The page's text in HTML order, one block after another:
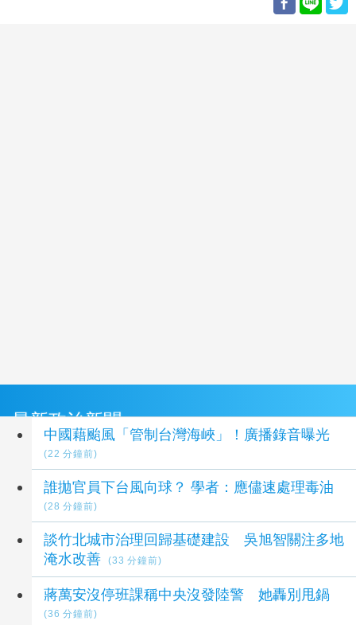
最新政治新聞
中國藉颱風「管制台灣海峽」！廣播錄音曝光
(22 分鐘前)
誰拋官員下台風向球？ 學者：應儘速處理毒油
(28 分鐘前)
談竹北城市治理回歸基礎建設 吳旭智關注多地
淹水改善
(33 分鐘前)
蔣萬安沒停班課稱中央沒發陸警 她轟別甩鍋
(36 分鐘前)